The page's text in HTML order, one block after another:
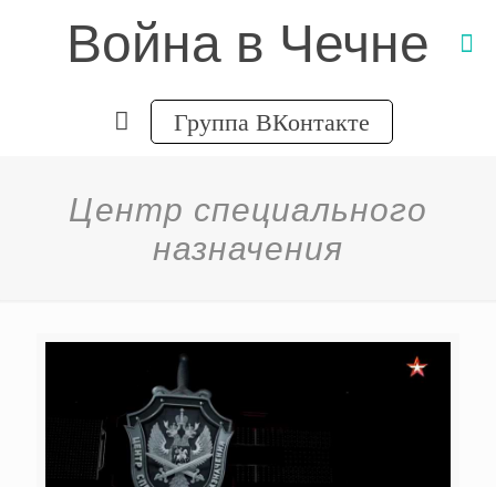
Война в Чечне
Группа ВКонтакте
Центр специального
назначения